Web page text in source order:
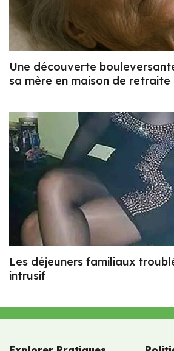
Une découverte
sa mère en maison de retraite
Les déjeuners familiaux
intrusif